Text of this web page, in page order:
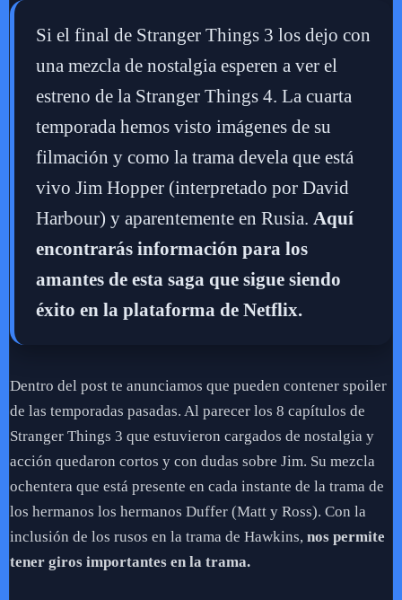
Si el final de Stranger Things 3 los dejo con
una mezcla de nostalgia esperen a ver el
estreno de la Stranger Things 4. La cuarta
temporada hemos visto imágenes de su
filmación y como la trama devela que está
vivo Jim Hopper (interpretado por David
Harbour) y aparentemente en Rusia. Aquí
encontrarás información para los
amantes de esta saga que sigue siendo
éxito en la plataforma de Netflix.
Dentro del post te anunciamos que pueden contener spoiler
de las temporadas pasadas. Al parecer los 8 capítulos de
Stranger Things 3 que estuvieron cargados de nostalgia y
acción quedaron cortos y con dudas sobre Jim. Su mezcla
ochentera que está presente en cada instante de la trama de
los hermanos los hermanos Duffer (Matt y Ross). Con la
inclusión de los rusos en la trama de Hawkins, nos permite
tener giros importantes en la trama.